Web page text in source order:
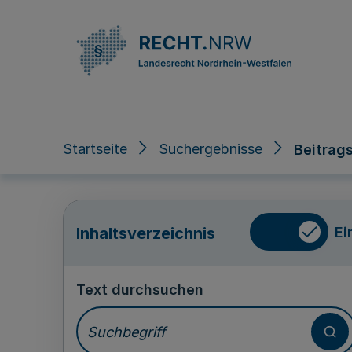
Startseite Suchergebnisse
Inhaltsverzeichnis
Text durchsuchen